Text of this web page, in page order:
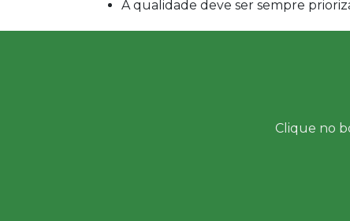
A qualidade deve ser sempre
Clique no